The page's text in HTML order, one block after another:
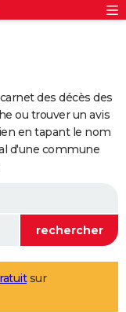
des décès des
ou trouver un avis
en tapant le nom
d'une commune
sur